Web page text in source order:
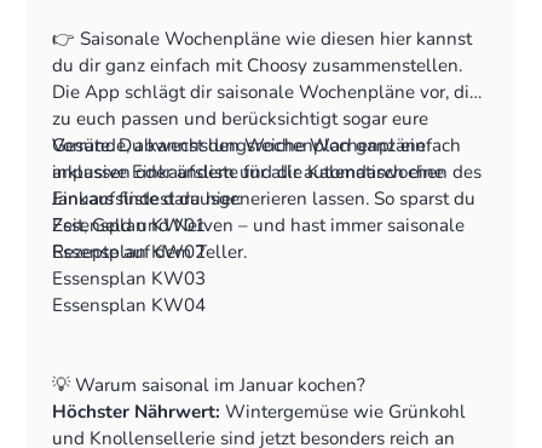
👉 Saisonale Wochenpläne wie diesen hier kannst
du dir ganz einfach mit Choosy zusammenstellen.
Die App schlägt dir saisonale Wochenpläne vor, die
zu euch passen und berücksichtigt sogar eure
Vorräte. Du kannst den Wochenplan ganz einfach
anpassen oder ändern und dir automatisch eine
Einkaufsliste darausgenerieren lassen. So sparst du
Zeit, Geld und Nerven – und hast immer saisonale
Rezepte auf dem Teller.
Gesunde, abwechslungsreiche Wochenpläne
inklusive Einkaufsliste für alle Kalendarwochen des
Januars findest du hier:
Essensplan KW01
Essensplan KW02
Essensplan KW03
Essensplan KW04
💡 Warum saisonal im Januar kochen?
Höchster Nährwert: Wintergemüse wie Grünkohl
und Knollensellerie sind jetzt besonders reich an